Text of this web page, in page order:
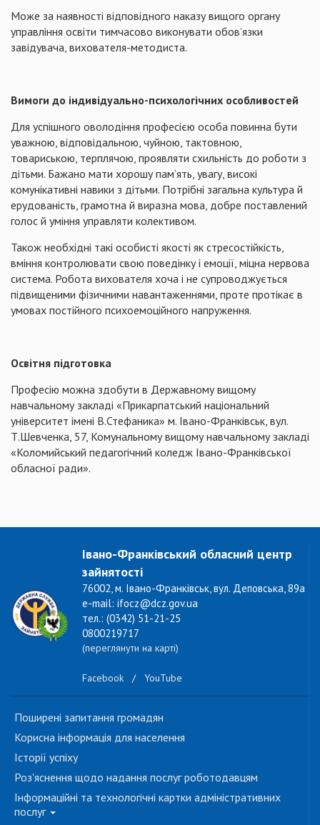
Може за наявності відповідного наказу вищого органу
управління освіти тимчасово виконувати обов’язки
завідувача, вихователя-методиста.
Вимоги до індивідуально-психологічних особливостей
Для успішного оволодіння професією особа повинна бути
уважною, відповідальною, чуйною, тактовною,
товариською, терплячою, проявляти схильність до роботи з
дітьми. Бажано мати хорошу пам’ять, увагу, високі
комунікативні навики з дітьми. Потрібні загальна культура й
ерудованість, грамотна й виразна мова, добре поставлений
голос й уміння управляти колективом.
Також необхідні такі особисті якості як стресостійкість,
вміння контролювати свою поведінку і емоції, міцна нервова
система. Робота вихователя хоча і не супроводжується
підвищеними фізичними навантаженнями, проте протікає в
умовах постійного психоемоційного напруження.
Освітня підготовка
Професію можна здобути в Державному вищому
навчальному закладі «Прикарпатський національний
університет імені В.Стефаника» м. Івано-Франківськ, вул.
Т.Шевченка, 57, Комунальному вищому навчальному закладі
«Коломийський педагогічний коледж Івано-Франківської
обласної ради».
Івано-Франківський обласний центр
зайнятості
76002, м. Івано-Франківськ, вул. Деповська, 89а
e-mail: ifocz@dcz.gov.ua
тел.: (0342) 51-21-25
0800219717
(переглянути на карті)
Facebook / YouTube
Поширені запитання громадян
Корисна інформація для населення
Історії успіху
Роз'яснення щодо надання послуг роботодавцям
Інформаційні та технологічні картки адміністративних
послуг